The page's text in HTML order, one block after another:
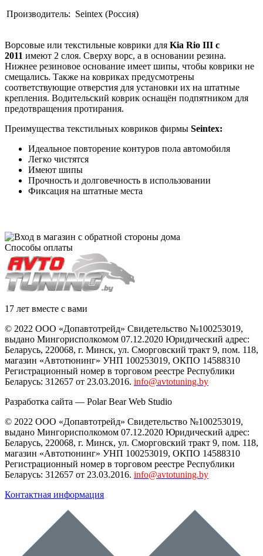
Производитель: Seintex (Россия)
Ворсовые или текстильные коврики для Kia Rio III с
2011 имеют 2 слоя. Сверху ворс, а в основании резина.
Нижнее резиновое основание имеет шипы, чтобы коврики не
смещались. Также на ковриках предусмотрены
соответствующие отверстия для установки их на штатные
крепления. Водительский коврик оснащён подпятником для
предотвращения протирания.
Преимущества текстильных ковриков фирмы Seintex:
Идеальное повторение контуров пола автомобиля
Легко чистятся
Имеют шипы
Прочность и долговечность в использовании
Фиксация на штатные места
Способы оплаты
17 лет вместе с вами
© 2022 ООО «Допавтотрейд» Свидетельство №100253019,
выдано Мингорисполкомом 07.12.2020 Юридический адрес:
Беларусь, 220068, г. Минск, ул. Сморговский тракт 9, пом. 118,
магазин «Автотюнинг» УНП 100253019, ОКПО 14588310
Регистрационный номер в торговом реестре Республики
Беларусь: 312657 от 23.03.2016. info@avtotuning.by
Разработка сайта — Polar Bear Web Studio
© 2022 ООО «Допавтотрейд» Свидетельство №100253019,
выдано Мингорисполкомом 07.12.2020 Юридический адрес:
Беларусь, 220068, г. Минск, ул. Сморговский тракт 9, пом. 118,
магазин «Автотюнинг» УНП 100253019, ОКПО 14588310
Регистрационный номер в торговом реестре Республики
Беларусь: 312657 от 23.03.2016. info@avtotuning.by
Контактная информация